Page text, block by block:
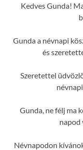
Kedves Gunda!
Gunda a névnapi
és
Szeretettel
Gunda, ne félj ma
napod
Névnapodon